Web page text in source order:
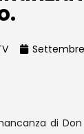
Settembre
di